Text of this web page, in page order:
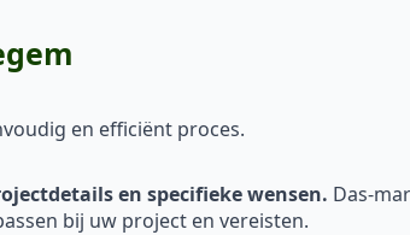
en efficiënt proces.
en specifieke wensen. Das-
bij uw project en vereisten.